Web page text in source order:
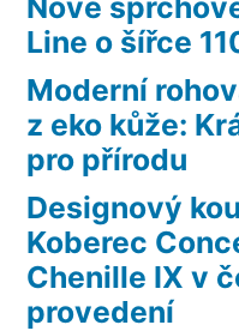
Line o šířce
Moderní
z eko kůže:
pro přírodu
Designový
Koberec
Chenille IX v
provedení